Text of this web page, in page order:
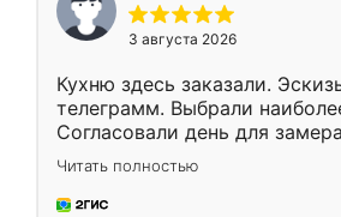
3 августа 2026
Кухню здесь заказали.
телеграмм. Выбрали
Согласовали день для
недели кухня была уже
довольны работой. Спасибо
мебель за качественную
Читать полностью